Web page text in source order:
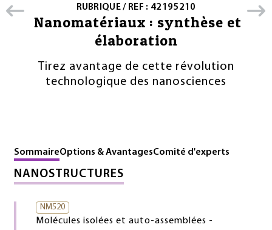
RUBRIQUE / REF : 42195210
Nanomatériaux : synthèse et
élaboration
Tirez avantage de cette révolution
technologique des nanosciences
SommaireOptions & AvantagesComité d'experts
NANOSTRUCTURES
NM520
Molécules isolées et auto-assemblées -